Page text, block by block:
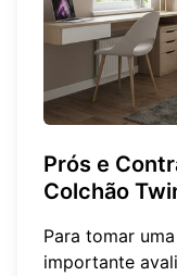
Prós e
Colchão
Para tomar
importante